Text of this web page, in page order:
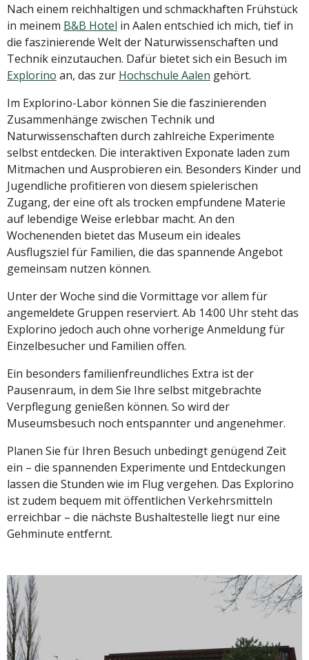
Nach einem reichhaltigen und schmackhaften Frühstück
in meinem B&B Hotel in Aalen entschied ich mich, tief in
die faszinierende Welt der Naturwissenschaften und
Technik einzutauchen. Dafür bietet sich ein Besuch im
Explorino an, das zur Hochschule Aalen gehört.
Im Explorino-Labor können Sie die faszinierenden
Zusammenhänge zwischen Technik und
Naturwissenschaften durch zahlreiche Experimente
selbst entdecken. Die interaktiven Exponate laden zum
Mitmachen und Ausprobieren ein. Besonders Kinder und
Jugendliche profitieren von diesem spielerischen
Zugang, der eine oft als trocken empfundene Materie
auf lebendige Weise erlebbar macht. An den
Wochenenden bietet das Museum ein ideales
Ausflugsziel für Familien, die das spannende Angebot
gemeinsam nutzen können.
Unter der Woche sind die Vormittage vor allem für
angemeldete Gruppen reserviert. Ab 14:00 Uhr steht das
Explorino jedoch auch ohne vorherige Anmeldung für
Einzelbesucher und Familien offen.
Ein besonders familienfreundliches Extra ist der
Pausenraum, in dem Sie Ihre selbst mitgebrachte
Verpflegung genießen können. So wird der
Museumsbesuch noch entspannter und angenehmer.
Planen Sie für Ihren Besuch unbedingt genügend Zeit
ein – die spannenden Experimente und Entdeckungen
lassen die Stunden wie im Flug vergehen. Das Explorino
ist zudem bequem mit öffentlichen Verkehrsmitteln
erreichbar – die nächste Bushaltestelle liegt nur eine
Gehminute entfernt.